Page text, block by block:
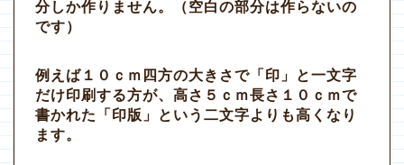
分しか作りません。（空白の部分は作らないの
です）
例えば１０ｃｍ四方の大きさで「印」と一文字
だけ印刷する方が、高さ５ｃｍ長さ１０ｃｍで
書かれた「印版」という二文字よりも高くなり
ます。